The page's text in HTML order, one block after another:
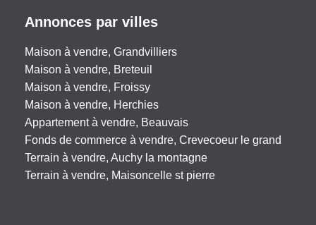
Annonces par villes
Maison à vendre, Grandvilliers
Maison à vendre, Breteuil
Maison à vendre, Froissy
Maison à vendre, Herchies
Appartement à vendre, Beauvais
Fonds de commerce à vendre, Crevecoeur le grand
Terrain à vendre, Auchy la montagne
Terrain à vendre, Maisoncelle st pierre